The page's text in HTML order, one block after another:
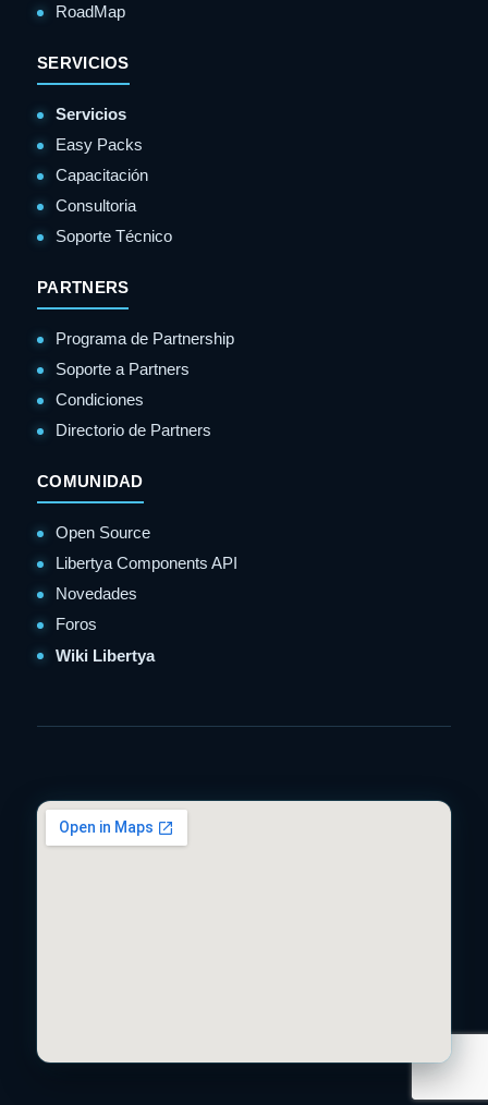
RoadMap
SERVICIOS
Servicios
Easy Packs
Capacitación
Consultoria
Soporte Técnico
PARTNERS
Programa de Partnership
Soporte a Partners
Condiciones
Directorio de Partners
COMUNIDAD
Open Source
Libertya Components API
Novedades
Foros
Wiki Libertya